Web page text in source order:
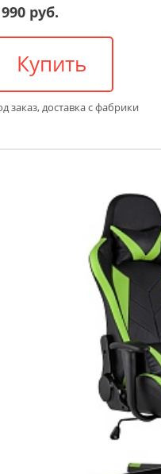
руб.
Купить
заказ, доставка с фабрики